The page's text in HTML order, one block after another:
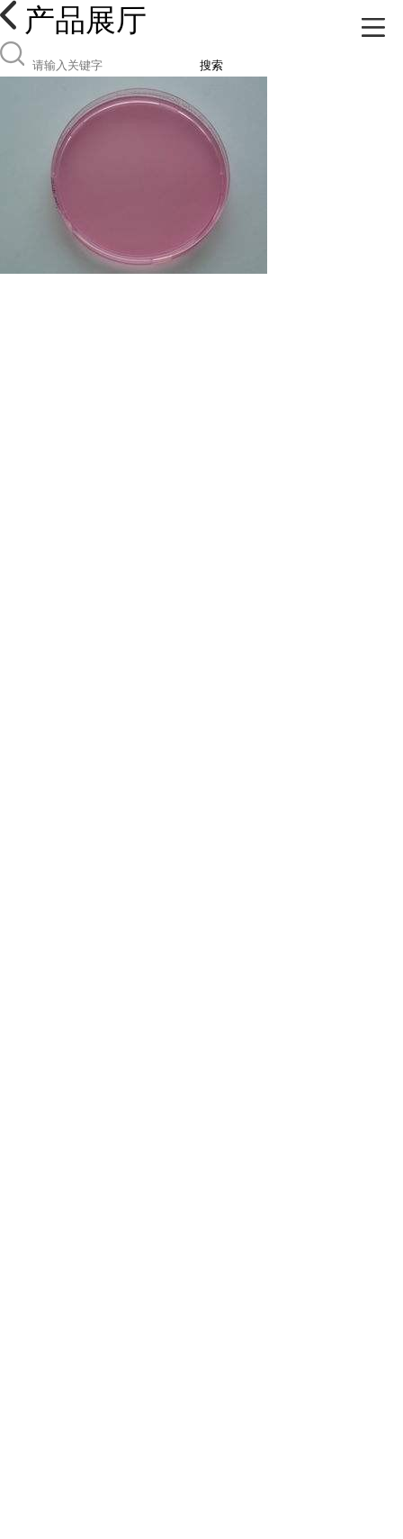
产品展厅
搜索